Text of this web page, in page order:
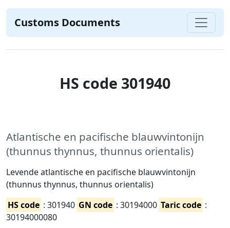
Customs Documents
HS code 301940
Atlantische en pacifische blauwvintonijn
(thunnus thynnus, thunnus orientalis)
Levende atlantische en pacifische blauwvintonijn
(thunnus thynnus, thunnus orientalis)
HS code : 301940 GN code : 30194000 Taric code :
30194000080